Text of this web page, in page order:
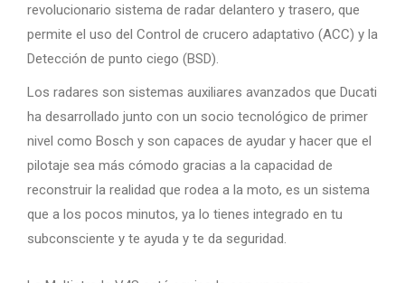
revolucionario sistema de radar delantero y trasero, que
permite el uso del Control de crucero adaptativo (ACC) y la
Detección de punto ciego (BSD).
Los radares son sistemas auxiliares avanzados que Ducati
ha desarrollado junto con un socio tecnológico de primer
nivel como Bosch y son capaces de ayudar y hacer que el
pilotaje sea más cómodo gracias a la capacidad de
reconstruir la realidad que rodea a la moto, es un sistema
que a los pocos minutos, ya lo tienes integrado en tu
subconsciente y te ayuda y te da seguridad.